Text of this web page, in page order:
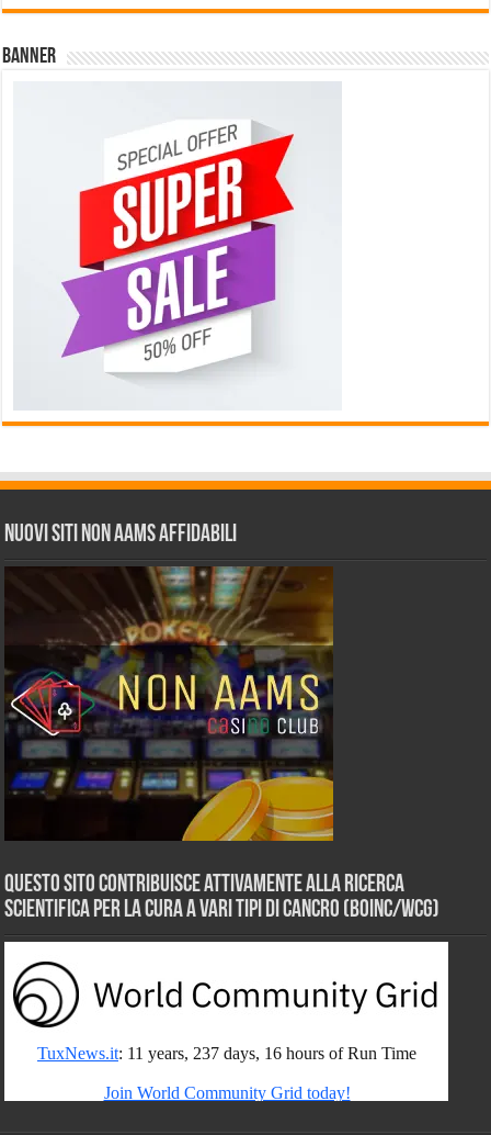
Banner
Nuovi siti non AAMS affidabili
Questo sito contribuisce attivamente alla ricerca
scientifica per la cura a vari tipi di Cancro (BOINC/WCG)